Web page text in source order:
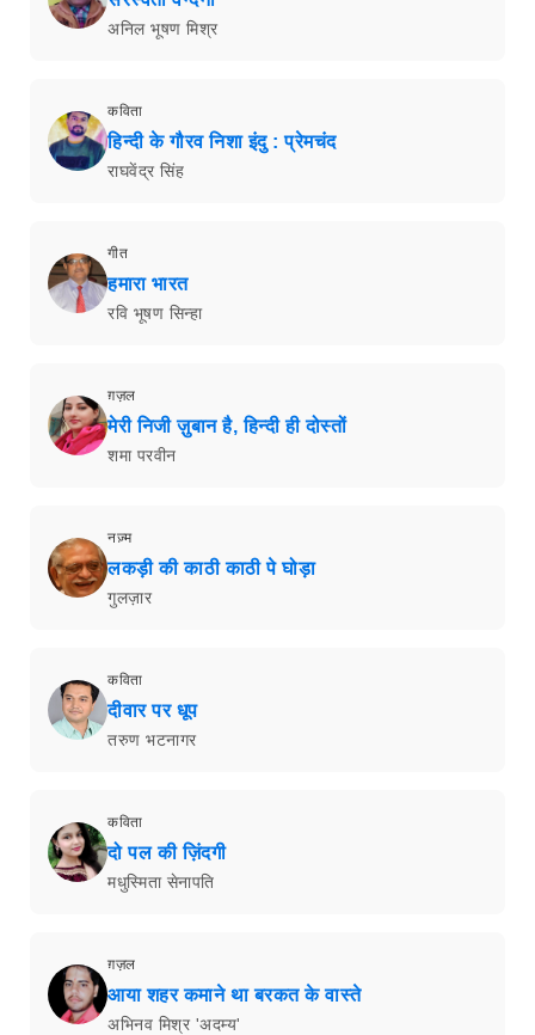
अनिल भूषण मिश्र
कविता
हिन्दी के गौरव निशा इंदु : प्रेमचंद
राघवेंद्र सिंह
गीत
हमारा भारत
रवि भूषण सिन्हा
ग़ज़ल
मेरी निजी ज़ुबान है, हिन्दी ही दोस्तों
शमा परवीन
नज़्म
लकड़ी की काठी काठी पे घोड़ा
गुलज़ार
कविता
दीवार पर धूप
तरुण भटनागर
कविता
दो पल की ज़िंदगी
मधुस्मिता सेनापति
ग़ज़ल
आया शहर कमाने था बरकत के वास्ते
अभिनव मिश्र 'अदम्य'